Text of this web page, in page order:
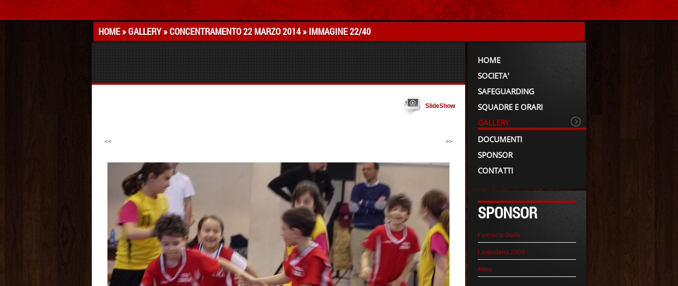
HOME»GALLERY»CONCENTRAMENTO 22 MARZO 2014» IMMAGINE 22/40
SlideShow
<< >>
HOME
SOCIETA'
SAFEGUARDING
SQUADRE E ORARI
GALLERY
DOCUMENTI
SPONSOR
CONTATTI
SPONSOR
Farmacia Gorla
Lavanderia 2000
Altea